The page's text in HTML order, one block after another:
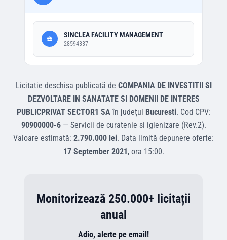
SINCLEA FACILITY MANAGEMENT
28594337
Licitatie deschisa publicată de COMPANIA DE INVESTITII SI
DEZVOLTARE IN SANATATE SI DOMENII DE INTERES
PUBLICPRIVAT SECTOR1 SAîn județul Bucuresti. Cod CPV:
90900000-6— Servicii de curatenie si igienizare (Rev.2).
Valoare estimată: 2.790.000 lei. Data limită depunere oferte:
17 September 2021, ora 15:00.
Monitorizează 250.000+ licitații
anual
Adio, alerte pe email!